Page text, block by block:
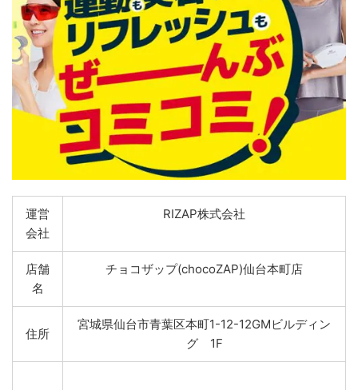
運営
会社
RIZAP株式会社
店舗
名
チョコザップ(chocoZAP)仙台本町店
住所
宮城県仙台市青葉区本町1-12-12GMビルディン
グ 1F